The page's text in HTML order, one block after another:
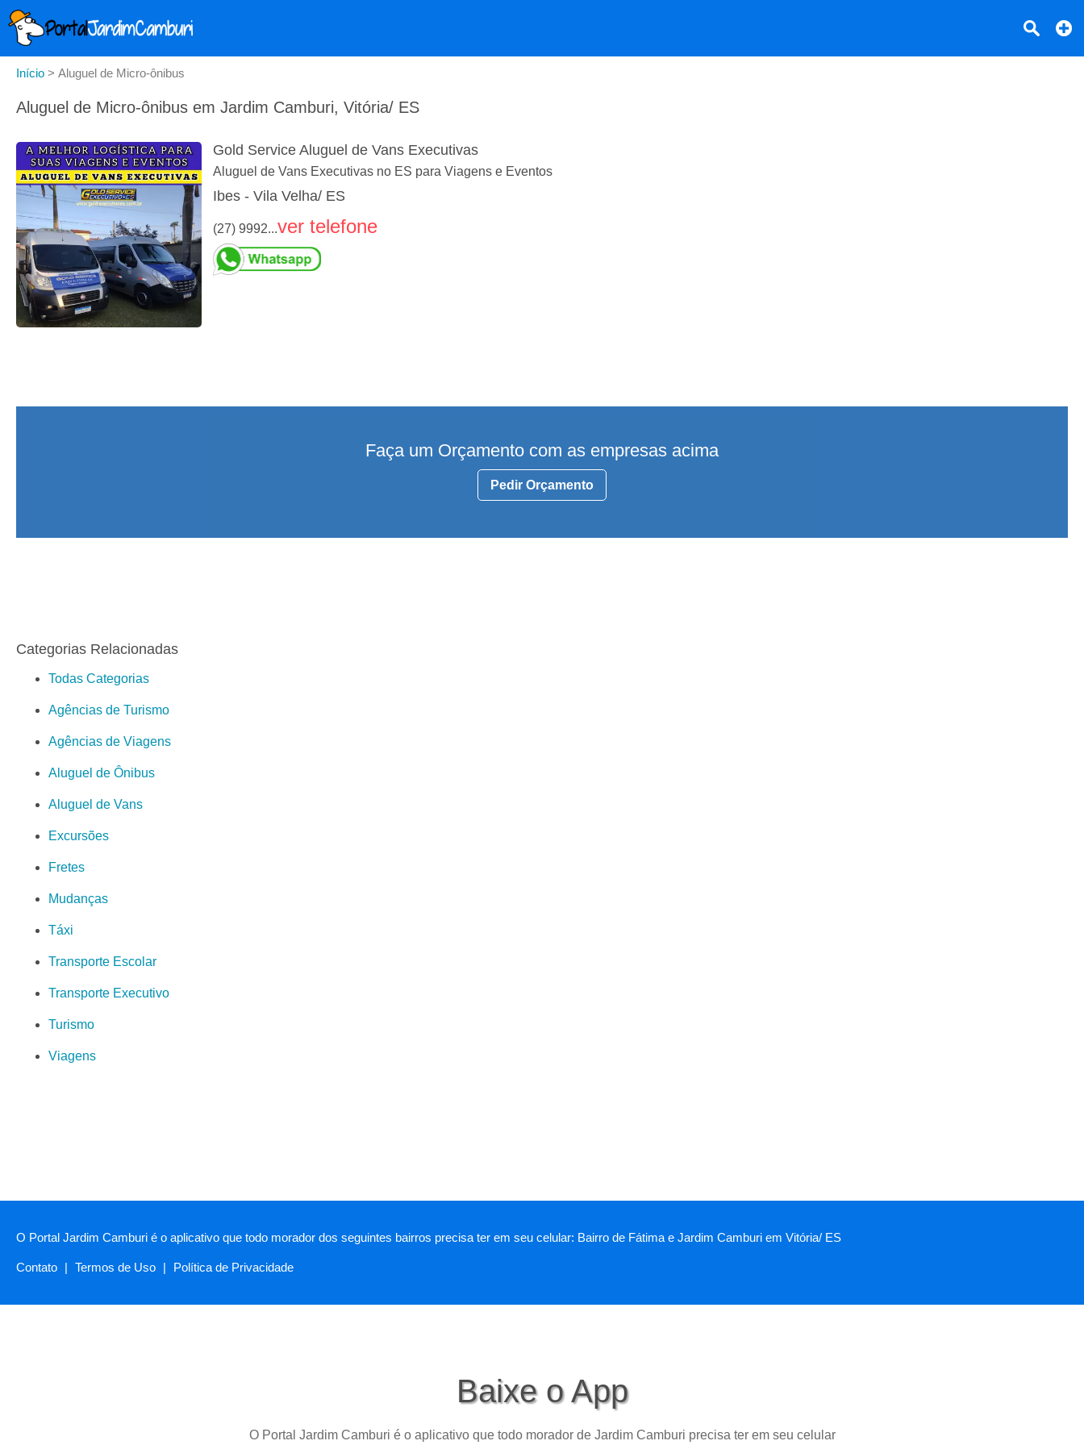
Início > Aluguel de Micro-ônibus
Aluguel de Micro-ônibus em Jardim Camburi, Vitória/ ES
Gold Service Aluguel de Vans Executivas
Aluguel de Vans Executivas no ES para Viagens e Eventos
Ibes - Vila Velha/ ES
(27) 9992...ver telefone
Faça um Orçamento com as empresas acima
Pedir Orçamento
Categorias Relacionadas
Todas Categorias
Agências de Turismo
Agências de Viagens
Aluguel de Ônibus
Aluguel de Vans
Excursões
Fretes
Mudanças
Táxi
Transporte Escolar
Transporte Executivo
Turismo
Viagens
O Portal Jardim Camburi é o aplicativo que todo morador dos seguintes bairros precisa ter em seu celular: Bairro de Fátima e Jardim Camburi em Vitória/ ES
Contato | Termos de Uso | Política de Privacidade
Baixe o App
O Portal Jardim Camburi é o aplicativo que todo morador de Jardim Camburi precisa ter em seu celular